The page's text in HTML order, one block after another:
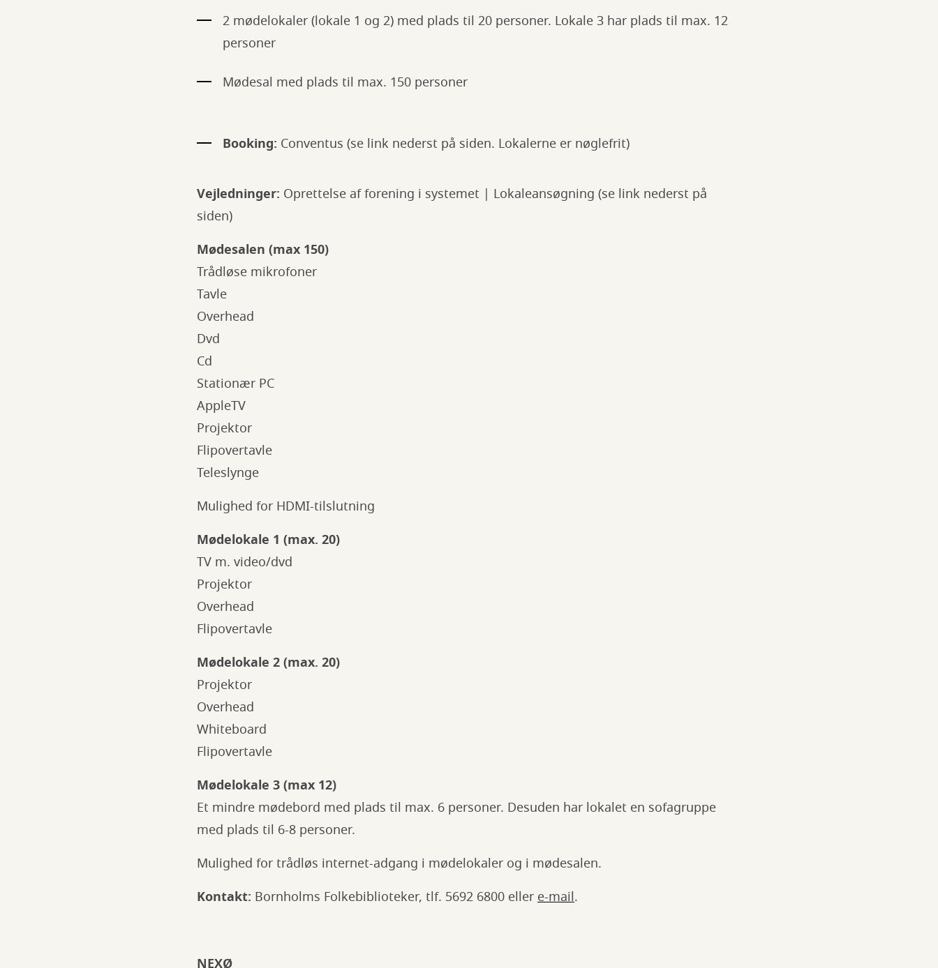
2 mødelokaler (lokale 1 og 2) med plads til 20 personer. Lokale 3 har plads til max. 12
personer
Mødesal med plads til max. 150 personer
Booking: Conventus (se link nederst på siden. Lokalerne er nøglefrit)
Vejledninger: Oprettelse af forening i systemet | Lokaleansøgning (se link nederst på
siden)
Mødesalen (max 150)
Trådløse mikrofoner
Tavle
Overhead
Dvd
Cd
Stationær PC
AppleTV
Projektor
Flipovertavle
Teleslynge
Mulighed for HDMI-tilslutning
Mødelokale 1 (max. 20)
TV m. video/dvd
Projektor
Overhead
Flipovertavle
Mødelokale 2 (max. 20)
Projektor
Overhead
Whiteboard
Flipovertavle
Mødelokale 3 (max 12)
Et mindre mødebord med plads til max. 6 personer. Desuden har lokalet en sofagruppe
med plads til 6-8 personer.
Mulighed for trådløs internet-adgang i mødelokaler og i mødesalen.
Kontakt: Bornholms Folkebiblioteker, tlf. 5692 6800 eller e-mail.
NEXØ